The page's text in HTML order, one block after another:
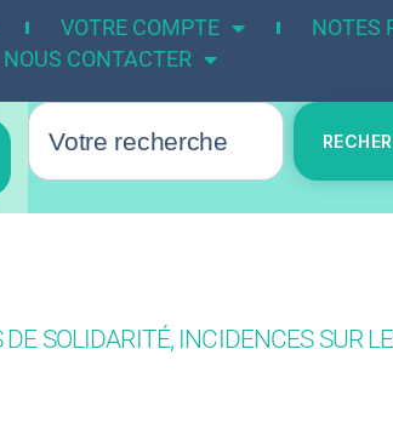
VOTRE COMPTE
NOTES
NOUS CONTACTER
SOLIDARITÉ, INCIDENCES SUR